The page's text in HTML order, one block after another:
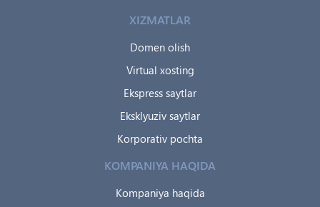
XIZMATLAR
Domen olish
Virtual xosting
Ekspress saytlar
Eksklyuziv saytlar
Korporativ pochta
KOMPANIYA HAQIDA
Kompaniya haqida